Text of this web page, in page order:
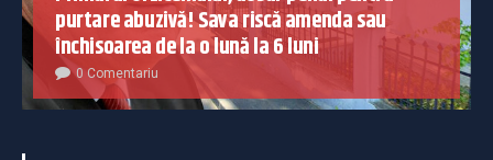
purtare abuzivă! Sava riscă amenda sau
închisoarea de la o lună la 6 luni
0 Comentariu